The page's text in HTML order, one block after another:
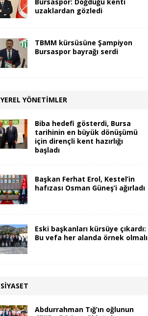
uzaklardan gözledi
TBMM kürsüsüne Şampiyon
Bursaspor bayrağı serdi
YEREL YÖNETIMLER
Biba hedefi gösterdi, Bursa
tarihinin en büyük dönüşümü
için dirençli kent hazırlığı
başladı
Başkan Ferhat Erol, Kestel’in
hafızası Osman Güneş’i ağırladı
Eski başkanları kürsüye çıkardı:
Bu vefa her alanda örnek olmalı
SIYASET
Abdurrahman Tığ’ın oğlunun